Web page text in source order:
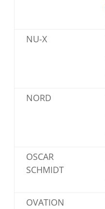
NU-X
NORD
OSCAR
SCHMIDT
OVATION